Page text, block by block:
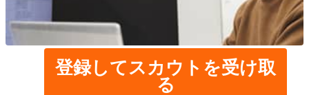
登録してスカウトを受け取
る